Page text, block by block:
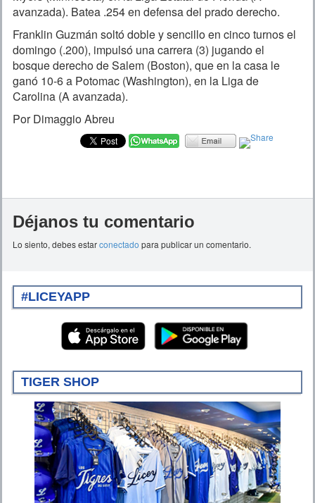
avanzada). Batea .254 en defensa del prado derecho.
Franklin Guzmán soltó doble y sencillo en cinco turnos el
domingo (.200), impulsó una carrera (3) jugando el
bosque derecho de Salem (Boston), que en la casa le
ganó 10-6 a Potomac (Washington), en la Liga de
Carolina (A avanzada).
Por Dimaggio Abreu
Déjanos tu comentario
Lo siento, debes estarconectado para publicar un comentario.
#LICEYAPP
TIGER SHOP